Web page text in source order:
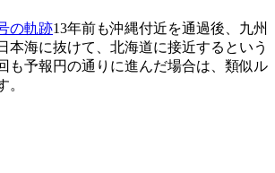
13年前も沖縄付近を通過後、九州
本海に抜けて、北海道に接近するという
も予報円の通りに進んだ場合は、類似ル
。